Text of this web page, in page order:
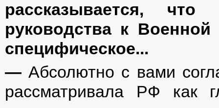
рассказывается, что
руководства к
специфическое...
— Абсолютно с вами
рассматривала РФ как